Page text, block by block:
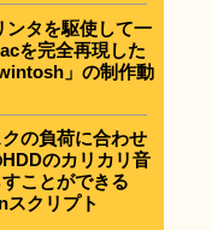
ンタを駆使して一
を完全再現した
」の制作動
の負荷に合わせ
のカリカリ音
ことができる
スクリプト